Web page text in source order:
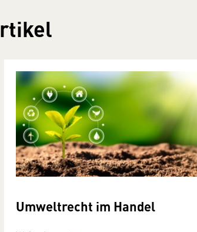
Umweltrecht im Handel